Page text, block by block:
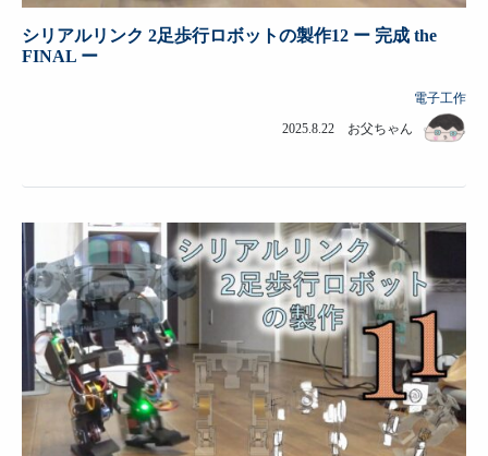
シリアルリンク 2足歩行ロボットの製作12 ー 完成 the
FINAL ー
電子工作
2025.8.22 お父ちゃん